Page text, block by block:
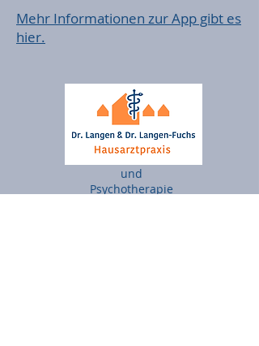
Mehr Informationen zur App gibt es
hier.
und
Psychotherapie